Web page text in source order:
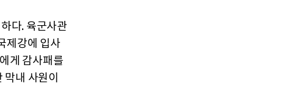
다. 육군사관
제강에 입사
게 감사패를
내 사원이